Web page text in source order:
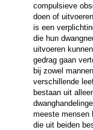
compulsieve
doen of
is een
die hun
uitvoeren
gedrag gaan
bij zowel
verschillende
bestaan uit
meeste mensen
die uit beiden